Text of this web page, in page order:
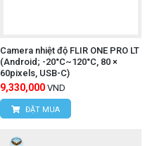
Camera nhiệt độ FLIR ONE PRO LT
(Android; -20°C~120°C, 80 ×
60pixels, USB-C)
9,330,000 VND
ĐẶT MUA